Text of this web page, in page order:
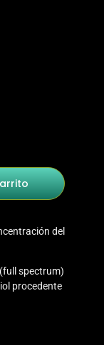
del
spectrum)
procedente